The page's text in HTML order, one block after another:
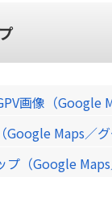
画像（Google
Google Maps／
プ（Google